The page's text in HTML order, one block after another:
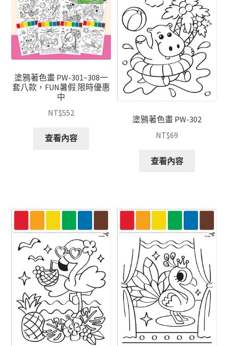
塗鴉著色畫 PW-301~308一
套八款，FUN暑假 限時優惠
中
NT$552
查看內容
塗鴉著色畫 PW-302
NT$69
查看內容